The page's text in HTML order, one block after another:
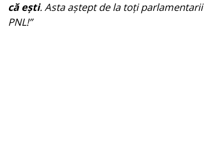
că ești. Asta aștept de la toți parlamentarii
PNL!”